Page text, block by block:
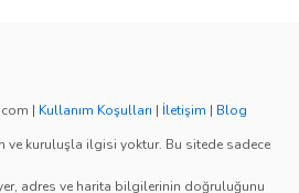
| Kullanım Koşulları | İletişim | Blog
ve kuruluşla ilgisi yoktur. Bu sitede sadece
adres ve harita bilgilerinin doğruluğunu